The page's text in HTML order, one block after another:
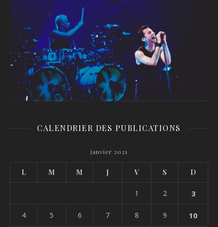
CALENDRIER DES PUBLICATIONS
janvier 2021
L M M J V S D
1 2 3
4 5 6 7 8 9 10